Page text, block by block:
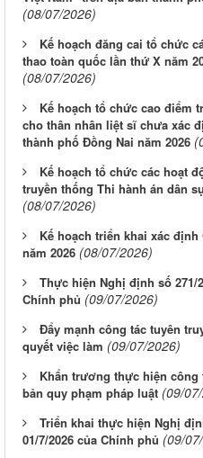
(08/07/2026)
Kế hoạch đăng cai tổ chức
thao toàn quốc lần thứ X năm
(08/07/2026)
Kế hoạch tổ chức cao điểm
cho thân nhân liệt sĩ chưa xác
thành phố Đồng Nai năm 2026
Kế hoạch tổ chức các hoạt
truyền thống Thi hành án dân
(08/07/2026)
Kế hoạch triển khai xác
năm 2026 (08/07/2026)
Thực hiện Nghị định số 271/
Chính phủ (09/07/2026)
Đẩy mạnh công tác tuyên
quyết việc làm (09/07/2026)
Khẩn trương thực hiện công
bản quy phạm pháp luật (09/
Triển khai thực hiện Nghị
01/7/2026 của Chính phủ (09/